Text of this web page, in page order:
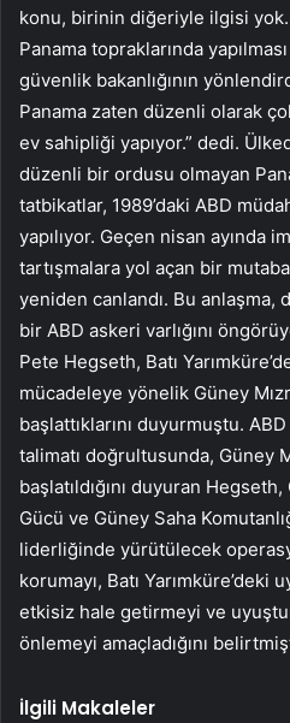
konu, birinin diğeriyle ilgisi
Panama topraklarında
güvenlik bakanlığının
Panama zaten düzenli olarak
ev sahipliği yapıyor.” dedi.
düzenli bir ordusu olmayan
tatbikatlar, 1989’daki ABD
yapılıyor. Geçen nisan ayında
tartışmalara yol açan bir
yeniden canlandı. Bu anlaşma,
bir ABD askeri varlığını
Pete Hegseth, Batı
mücadeleye yönelik Güney
başlattıklarını duyurmuştu.
talimatı doğrultusunda, Güney
başlatıldığını duyuran
Gücü ve Güney Saha
liderliğinde yürütülecek
korumayı, Batı
etkisiz hale getirmeyi ve
önlemeyi amaçladığını
İlgili Makaleler